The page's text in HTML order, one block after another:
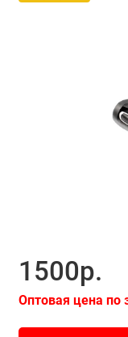
1500р.
Оптовая цена по